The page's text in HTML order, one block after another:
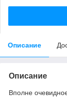
Описание
Описание
Вполне